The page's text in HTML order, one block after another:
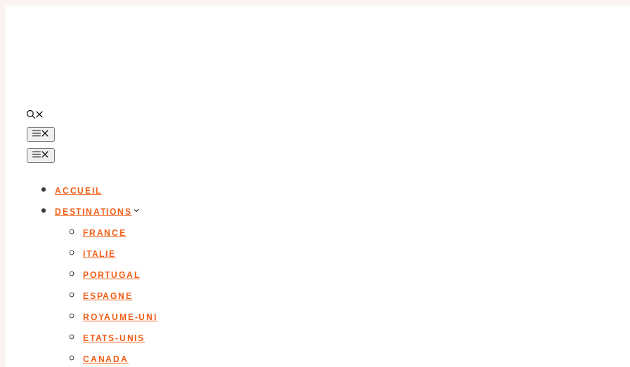
ACCUEIL
DESTINATIONS
FRANCE
ITALIE
PORTUGAL
ESPAGNE
ROYAUME-UNI
ETATS-UNIS
CANADA